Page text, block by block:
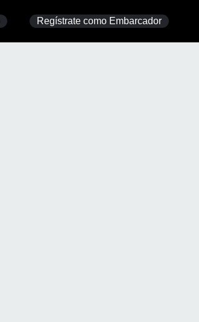
Regístrate como Embarcador